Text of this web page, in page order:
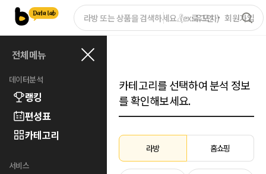
로그인 회원가입
전체메뉴
데이터분석
랭킹
편성표
카테고리
서비스
카테고리를 선택하여 분석 정보
를 확인해보세요.
라방 홈쇼핑